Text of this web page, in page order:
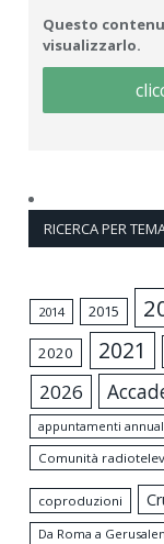
Questo
visualizzarlo.
RICERCA PER
2014 2015
2020 2021
2026
appuntamenti
Comunità
coproduzioni
Da Roma a